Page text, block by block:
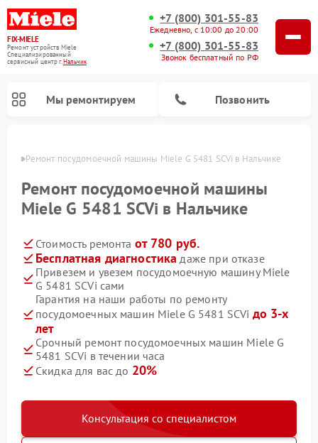
FIX-MIELE
Ремонт устройств Miele
Специализированный
cервисный центр г.Нальчик
+7 (800) 301-55-83
Ежедневно, с 10:00 до 20:00
+7 (800) 301-55-83
Звонок бесплатный по РФ
Мы ремонтируем Позвонить
Ремонт посудомоечной машины Miele G 5481 SCVi в Нальчике
Ремонт посудомоечной машины
Miele G 5481 SCVi в Нальчике
Стоимость ремонта от 780 руб.
Бесплатная диагностика даже при отказе
Привезем и увезем посудомоечную машину Miele
G 5481 SCVi сами
Гарантия на наши работы по ремонту
посудомоечных машин Miele G 5481 SCVi до 3-х
лет
Срочный ремонт посудомоечных машин Miele G
5481 SCVi в течении часа
Скидка для вас до 20%
Консультация со специалистом